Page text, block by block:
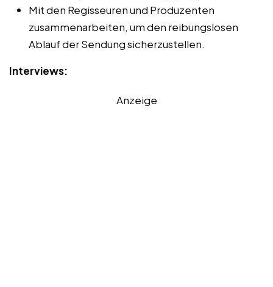
Mit den Regisseuren und Produzenten
zusammenarbeiten, um den reibungslosen
Ablauf der Sendung sicherzustellen.
Interviews:
Anzeige